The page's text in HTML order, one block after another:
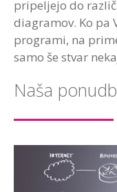
pripeljejo do
diagramov. Ko pa
programi, na
samo še stvar
Naša